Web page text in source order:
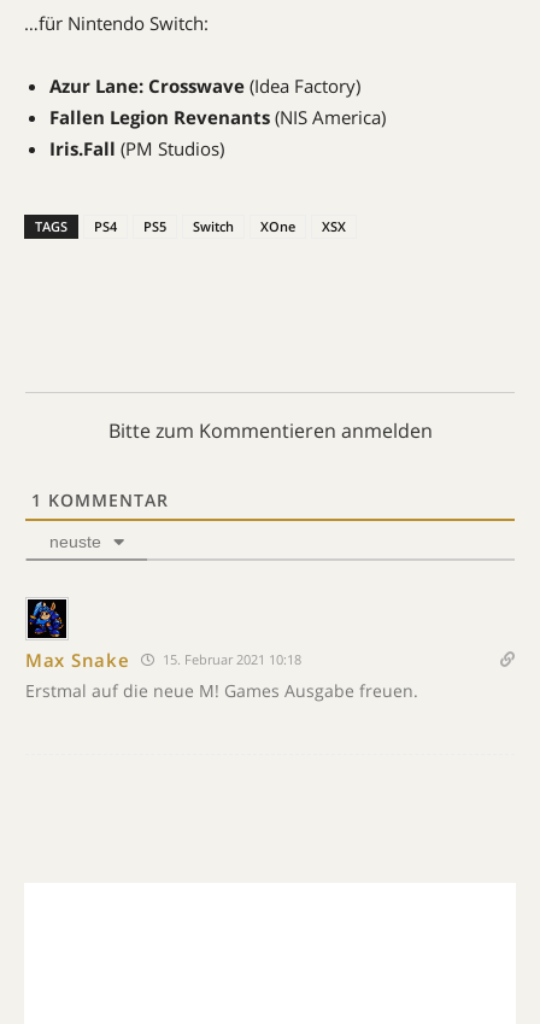
…für Nintendo Switch:
Azur Lane: Crosswave (Idea Factory)
Fallen Legion Revenants (NIS America)
Iris.Fall (PM Studios)
TAGS PS4 PS5 Switch XOne XSX
Bitte zum Kommentieren anmelden
1 KOMMENTAR
neuste
Max Snake 15. Februar 2021 10:18
Erstmal auf die neue M! Games Ausgabe freuen.